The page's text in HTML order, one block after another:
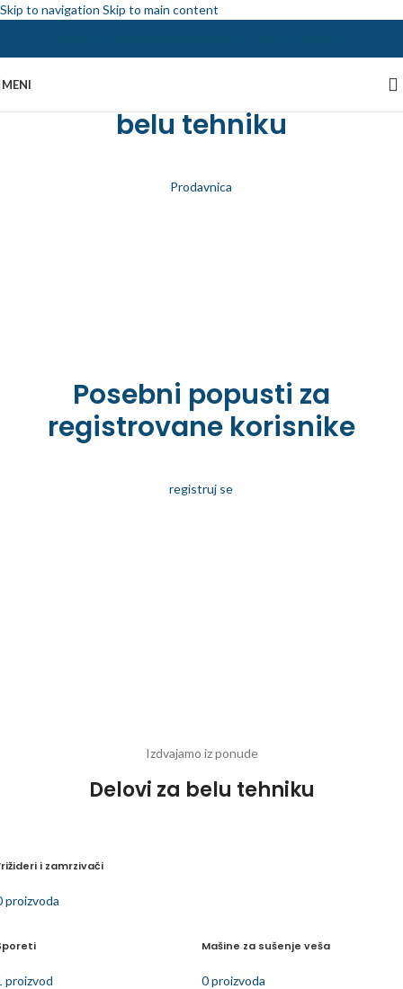
Skip to navigation Skip to main content
MENINajveća ponuda delova za
belu tehniku
Prodavnica
Posebni popusti za
registrovane korisnike
registruj se
Izdvajamo iz ponude
Delovi za belu tehniku
i zamrzivači
proizvoda
proizvod
Mašine za sušenje veša
0 proizvoda